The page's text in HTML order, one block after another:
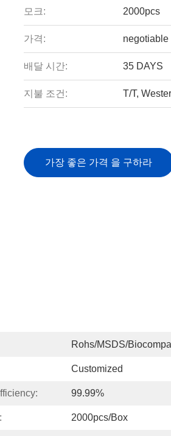
모크: 2000pcs
가격: negotiable
배달 시간: 35 DAYS
지불 조건: T/T,
가장 좋은 가격 을 구하라
Rohs/MSDS/
Customized
99.99%
2000pcs/box